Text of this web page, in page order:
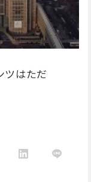
ツはただ